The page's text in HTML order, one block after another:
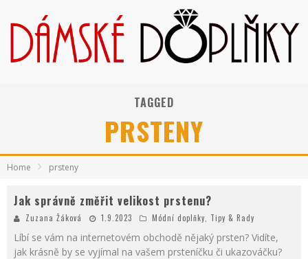
TAGGED
PRSTENY
Home prsteny
Jak správně změřit velikost prstenu?
Zuzana Žáková 1.9.2023 Módní doplňky Tipy & Rady
Líbí se vám na internetovém obchodě nějaký prsten? Vidíte,
jak krásně by se vyjímal na vašem prsteníčku či ukazováčku?